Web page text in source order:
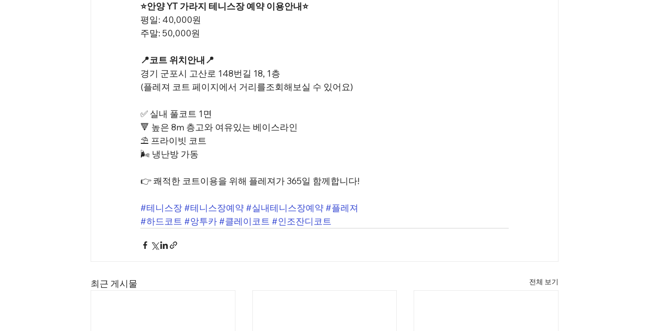
⭐안양 YT 가라지 테니스장 예약 이용안내⭐
평일: 40,000원
주말: 50,000원
📍코트 위치안내📍
경기 군포시 고산로 148번길 18, 1층
(플레져 코트 페이지에서 거리를조회해보실 수 있어요)
✅ 실내 풀코트 1면
🔻 높은 8m 층고와 여유있는 베이스라인
⛱️ 프라이빗 코트
🌬️ 냉난방 가동
👉 쾌적한 코트이용을 위해 플레져가 365일 함께합니다!
#테니스장 #테니스장예약 #실내테니스장예약 #플레져
#하드코트 #앙투카 #클레이코트 #인조잔디코트
최근 게시물 전체 보기